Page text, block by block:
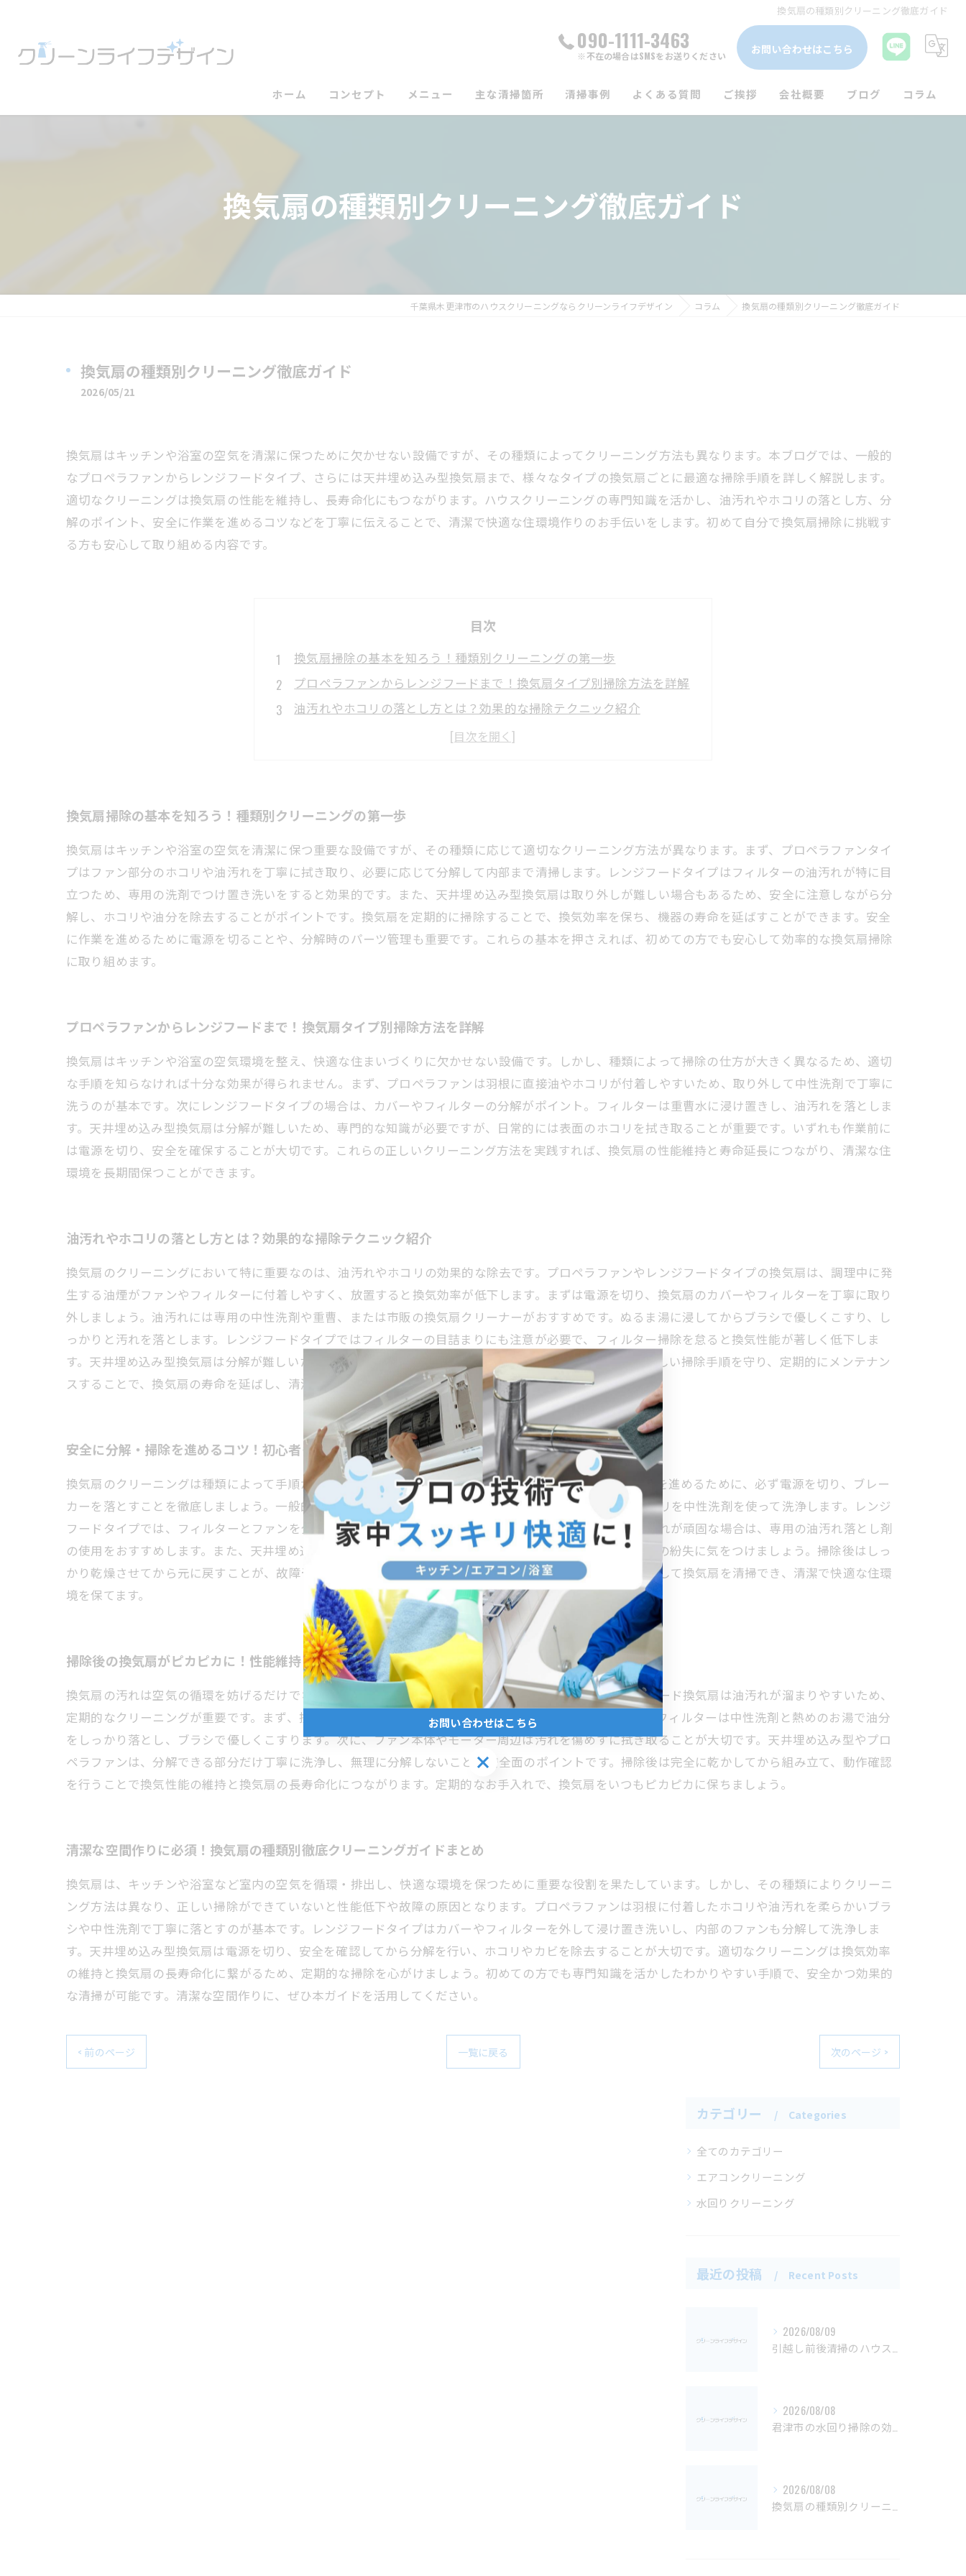
換気扇の種類別クリーニング徹底ガイド
090-1111-3463
※不在の場合はSMSをお送りください お問い合わせはこちら
ホーム コンセプト メニュー 主な清掃箇所
換気扇
清掃事例 よくある質問 ご挨拶 会社概要 ブログ コラム
換気扇の種類別クリーニング徹底ガイド
千葉県木更津市のハウスクリーニングならクリーンライフデザイン コラム 換気扇の種類別クリーニング徹底ガイド
換気扇の種類別クリーニング徹底ガイド
2026/05/21
換気扇はキッチンや浴室の空気を清潔に保つために欠かせない設備ですが、その種類によってクリーニング方法も異なります。本ブログでは、一般的
なプロペラファンからレンジフードタイプ、さらには天井埋め込み型換気扇まで、様々なタイプの換気扇ごとに最適な掃除手順を詳しく解説します。
適切なクリーニングは換気扇の性能を維持し、長寿命化にもつながります。ハウスクリーニングの専門知識を活かし、油汚れやホコリの落とし方、分
解のポイント、安全に作業を進めるコツなどを丁寧に伝えることで、清潔で快適な住環境作りのお手伝いをします。初めて自分で換気扇掃除に挑戦す
る方も安心して取り組める内容です。
目次
換気扇掃除の基本を知ろう！種類別クリーニングの第一歩
プロペラファンからレンジフードまで！換気扇タイプ別掃除方法を詳解
油汚れやホコリの落とし方とは？効果的な掃除テクニック紹介
安全に分解・掃除を進めるコツ！初心者も安心の手順ガイド
換気扇掃除の基本を知ろう！種類別クリーニングの第一歩
換気扇はキッチンや浴室の空気を清潔に保つ重要な設備ですが、その種類に応じて適切なクリーニング方法が異なります。まず、プロペラファンタイ
プはファン部分のホコリや油汚れを丁寧に拭き取り、必要に応じて分解して内部まで清掃します。レンジフードタイプはフィルターの油汚れが特に目
立つため、専用の洗剤でつけ置き洗いをすると効果的です。また、天井埋め込み型換気扇は取り外しが難しい場合もあるため、安全に注意しながら分
解し、ホコリや油分を除去することがポイントです。換気扇を定期的に掃除することで、換気効率を保ち、機器の寿命を延ばすことができます。安全
に作業を進めるために電源を切ることや、分解時のパーツ管理も重要です。これらの基本を押さえれば、初めての方でも安心して効率的な換気扇掃除
に取り組めます。
プロペラファンからレンジフードまで！換気扇タイプ別掃除方法を詳解
換気扇はキッチンや浴室の空気環境を整え、快適な住まいづくりに欠かせない設備です。しかし、種類によって掃除の仕方が大きく異なるため、適切
な手順を知らなければ十分な効果が得られません。まず、プロペラファンは羽根に直接油やホコリが付着しやすいため、取り外して中性洗剤で丁寧に
洗うのが基本です。次にレンジフードタイプの場合は、カバーやフィルターの分解がポイント。フィルターは重曹水に浸け置きし、油汚れを落としま
す。天井埋め込み型換気扇は分解が難しいため、専門的な知識が必要ですが、日常的には表面のホコリを拭き取ることが重要です。いずれも作業前に
は電源を切り、安全を確保することが大切です。これらの正しいクリーニング方法を実践すれば、換気扇の性能維持と寿命延長につながり、清潔な住
環境を長期間保つことができます。
油汚れやホコリの落とし方とは？効果的な掃除テクニック紹介
換気扇のクリーニングにおいて特に重要なのは、油汚れやホコリの効果的な除去です。プロペラファンやレンジフードタイプの換気扇は、調理中に発
生する油煙がファンやフィルターに付着しやすく、放置すると換気効率が低下します。まずは電源を切り、換気扇のカバーやフィルターを丁寧に取り
外しましょう。油汚れには専用の中性洗剤や重曹、または市販の換気扇クリーナーがおすすめです。ぬるま湯に浸してからブラシで優しくこすり、し
っかりと汚れを落とします。レンジフードタイプではフィルターの目詰まりにも注意が必要で、フィルター掃除を怠ると換気性能が著しく低下しま
す。天井埋め込み型換気扇は分解が難しいため、安全面を考慮し無理せず業者に依頼するのが賢明です。正しい掃除手順を守り、定期的にメンテナン
スすることで、換気扇の寿命を延ばし、清潔な空気環境を維持しましょう。
安全に分解・掃除を進めるコツ！初心者も安心の手順ガイド
換気扇のクリーニングは種類によって手順が異なり、正しい方法で行うことが重要です。まず、安全に作業を進めるために、必ず電源を切り、ブレー
カーを落とすことを徹底しましょう。一般的なプロペラファンはカバーを外し、ファン部分の油汚れやホコリを中性洗剤を使って洗浄します。レンジ
フードタイプでは、フィルターとファンを分解し、十分に浸け置き洗いを行うのがポイントです。特に油汚れが頑固な場合は、専用の油汚れ落とし剤
の使用をおすすめします。また、天井埋め込み型換気扇は取り外しに注意が必要で、分解の際はネジや部品の紛失に気をつけましょう。掃除後はしっ
かり乾燥させてから元に戻すことが、故障予防と長持ちの秘訣です。初心者の方もこの手順を守れば、安心して換気扇を清掃でき、清潔で快適な住環
境を保てます。
掃除後の換気扇がピカピカに！性能維持と長寿命化の秘訣を伝授
換気扇の汚れは空気の循環を妨げるだけでなく、異臭や火災の原因にもなります。特にキッチンのレンジフード換気扇は油汚れが溜まりやすいため、
定期的なクリーニングが重要です。まず、換気扇の電源を切り、カバーやフィルターを取り外しましょう。フィルターは中性洗剤と熱めのお湯で油分
をしっかり落とし、ブラシで優しくこすります。次に、ファン本体やモーター周辺は汚れを傷めずに拭き取ることが大切です。天井埋め込み型やプロ
ペラファンは、分解できる部分だけ丁寧に洗浄し、無理に分解しないことが安全面のポイントです。掃除後は完全に乾かしてから組み立て、動作確認
を行うことで換気性能の維持と換気扇の長寿命化につながります。定期的なお手入れで、換気扇をいつもピカピカに保ちましょう。
清潔な空間作りに必須！換気扇の種類別徹底クリーニングガイドまとめ
換気扇は、キッチンや浴室など室内の空気を循環・排出し、快適な環境を保つために重要な役割を果たしています。しかし、その種類によりクリーニ
ング方法は異なり、正しい掃除ができていないと性能低下や故障の原因となります。プロペラファンは羽根に付着したホコリや油汚れを柔らかいブラ
シや中性洗剤で丁寧に落とすのが基本です。レンジフードタイプはカバーやフィルターを外して浸け置き洗いし、内部のファンも分解して洗浄しま
す。天井埋め込み型換気扇は電源を切り、安全を確認してから分解を行い、ホコリやカビを除去することが大切です。適切なクリーニングは換気効率
の維持と換気扇の長寿命化に繋がるため、定期的な掃除を心がけましょう。初めての方でも専門知識を活かしたわかりやすい手順で、安全かつ効果的
な清掃が可能です。清潔な空間作りに、ぜひ本ガイドを活用してください。
< 前のページ 一覧に戻る 次のページ >
カテゴリー Categories
全てのカテゴリー
エアコンクリーニング
水回りクリーニング
最近の投稿 Recent Posts
2026/08/09
2026/08/08
2026/08/08
お問い合わせはこちら
お問い合わせはこちら